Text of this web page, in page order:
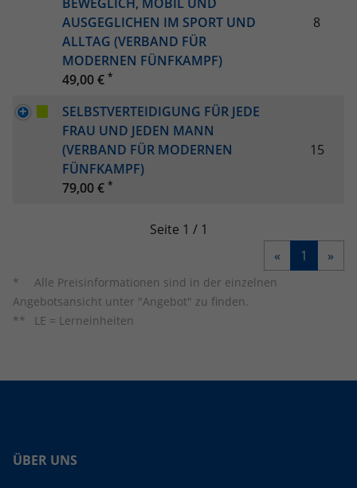
AUSGEGLICHEN IM SPORT UND
ALLTAG (VERBAND FÜR
MODERNEN FÜNFKAMPF)
49,00 € *
8
SELBSTVERTEIDIGUNG FÜR JEDE
FRAU UND JEDEN MANN
(VERBAND FÜR MODERNEN
FÜNFKAMPF)
79,00 € *
15
Seite 1 / 1
«
1 »
Alle Preisinformationen sind in der einzelnen
Angebotsansicht unter "Angebot" zu finden.
LE = Lerneinheiten
ÜBER UNS
Zweck
eines Benutzer-Logins die Session-ID.
So kann der eingeloggte Benutzer
wiedererkannt werden und es wird ihm
Zugang zu geschützten Bereichen
gewährt.
Zweck
Analysebericht der Website zu
verfolgen. Die Cookies speichern
Informationen anonym und weisen eine
randoly generierte Nummer zu, um
Name _gid
Anbieter Google Analytics
Zweck
Dieses Cookie wird von Google Analytics
installiert. Das Cookie wird verwendet,
um Informationen darüber zu
nutzen, und hilft bei der Erstellung
eines Analyseberichts darüber, wie es
Quelle, aus der sie stammen, und die